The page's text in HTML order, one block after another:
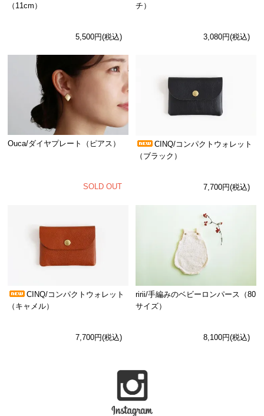
（11cm）
5,500円(税込)
チ）
3,080円(税込)
Ouca/ダイヤプレート（ピアス）
SOLD OUT
CINQ/コンパクトウォレット
（ブラック）
7,700円(税込)
CINQ/コンパクトウォレット
（キャメル）
7,700円(税込)
ririi/手編みのベビーロンパース（80
サイズ）
8,100円(税込)